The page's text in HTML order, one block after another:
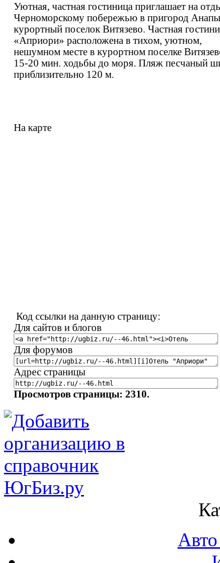
Уютная, частная гостиница приглашает на
Черноморскому побережью в пригород Анапы
курортный поселок Витязево. Частная
«Априори» расположена в тихом, уютном,
нешумном месте в курортном поселке
15-20 мин. ходьбы до моря. Пляж песчаный
приблизительно 120 м.
На карте
Код ссылки на данную страницу:
Для сайтов и блогов
Для форумов
Адрес страницы
Просмотров страницы: 2310.